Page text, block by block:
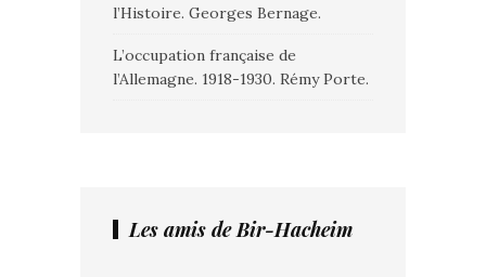
l’Histoire. Georges Bernage.
L’occupation française de
l’Allemagne. 1918-1930. Rémy Porte.
Les amis de Bir-Hacheim